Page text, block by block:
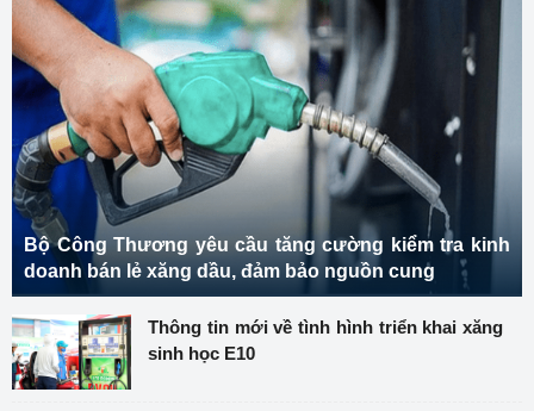
Bộ Công Thương yêu cầu tăng cường kiểm tra kinh
doanh bán lẻ xăng dầu, đảm bảo nguồn cung
Thông tin mới về tình hình triển khai xăng
sinh học E10